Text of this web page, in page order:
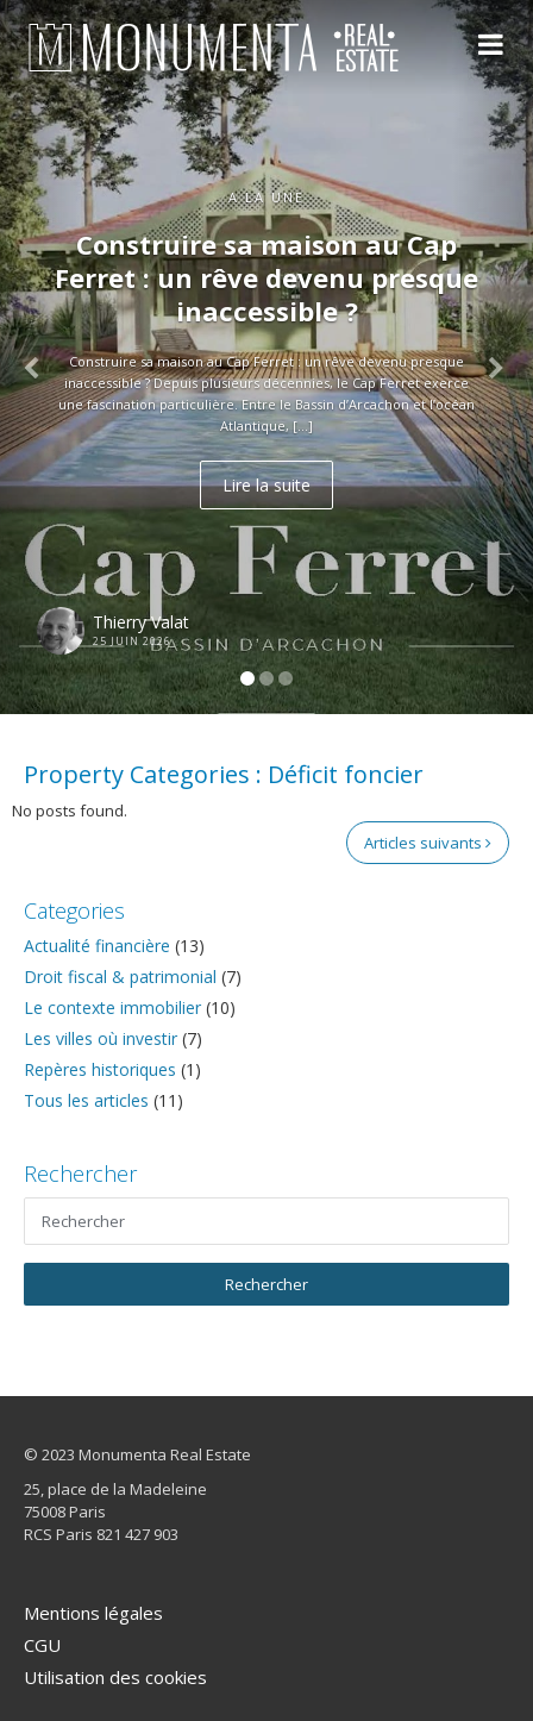
A LA UNE
Construire sa maison au Cap
Ferret : un rêve devenu presque
inaccessible ?
Construire sa maison au Cap Ferret : un rêve devenu presque
inaccessible ? Depuis plusieurs décennies, le Cap Ferret exerce
une fascination particulière. Entre le Bassin d’Arcachon et l’océan
Atlantique, […]
Lire la suite
Thierry Valat
25 JUIN 2026
Property Categories : Déficit foncier
No posts found.
Articles suivants
Categories
Actualité financière (13)
Droit fiscal & patrimonial (7)
Le contexte immobilier (10)
Les villes où investir (7)
Repères historiques (1)
Tous les articles (11)
Rechercher
© 2023 Monumenta Real Estate
25, place de la Madeleine
75008 Paris
RCS Paris 821 427 903
Mentions légales
CGU
Utilisation des cookies